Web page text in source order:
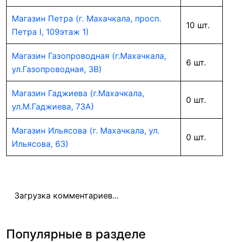
Магазин Петра (г. Махачкала, просп.
Петра I, 109этаж 1)
10 шт.
Магазин Газопроводная (г.Махачкала,
ул.Газопроводная, 3В)
6 шт.
Магазин Гаджиева (г.Махачкала,
ул.М.Гаджиева, 73А)
0 шт.
Магазин Ильясова (г. Махачкала, ул.
Ильясова, 63)
0 шт.
Загрузка комментариев...
Популярные в разделе